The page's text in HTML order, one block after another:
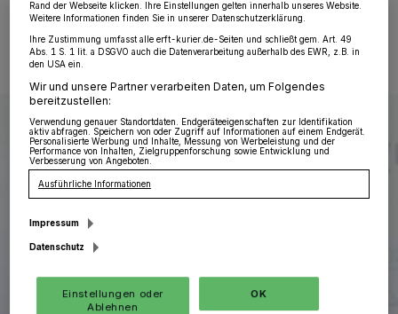
26.06.2021 , 16:17 Uhr 2 Minuten Lesezeit
Rand der Webseite klicken. Ihre Einstellungen gelten innerhalb unseres Website.
Weitere Informationen finden Sie in unserer Datenschutzerklärung.
Ihre Zustimmung umfasst alle erft-kurier.de-Seiten und schließt gem. Art. 49
Abs. 1 S. 1 lit. a DSGVO auch die Datenverarbeitung außerhalb des EWR, z.B. in
den USA ein.
Wir und unsere Partner verarbeiten Daten, um Folgendes
bereitzustellen:
Verwendung genauer Standortdaten. Endgeräteeigenschaften zur Identifikation
aktiv abfragen. Speichern von oder Zugriff auf Informationen auf einem Endgerät.
Personalisierte Werbung und Inhalte, Messung von Werbeleistung und der
Performance von Inhalten, Zielgruppenforschung sowie Entwicklung und
Verbesserung von Angeboten.
Ausführliche Informationen
Impressum
Datenschutz
Einstellungen oder
Ablehnen
OK